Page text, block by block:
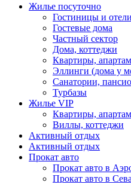
Жилье посуточно
Гостиницы и отели
Гостевые дома
Частный сектор
Дома, коттеджи
Квартиры,
Эллинги (дома у
Санатории,
Турбазы
Жилье VIP
Квартиры,
Виллы, коттеджи
Активный отдых
Активный отдых
Прокат авто
Прокат авто в
Прокат авто в